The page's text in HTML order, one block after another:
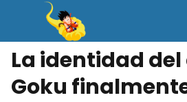
La identidad
Goku